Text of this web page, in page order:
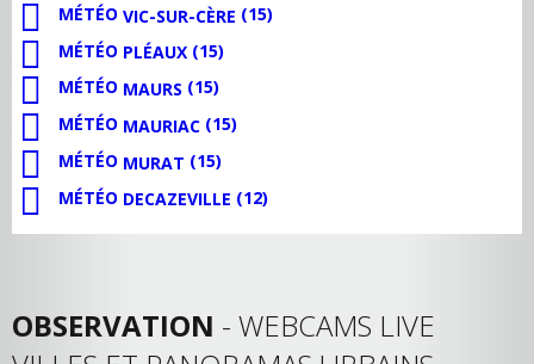
MÉTÉO VIC-SUR-CÈRE (15)
MÉTÉO PLÉAUX (15)
MÉTÉO MAURS (15)
MÉTÉO MAURIAC (15)
MÉTÉO MURAT (15)
MÉTÉO DECAZEVILLE (12)
OBSERVATION - WEBCAMS LIVE